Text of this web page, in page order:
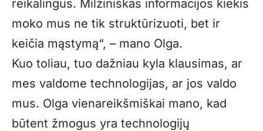
reikalingus. Milžiniškas informacijos kiekis
moko mus ne tik struktūrizuoti, bet ir
keičia mąstymą“, – mano Olga.
Kuo toliau, tuo dažniau kyla klausimas, ar
mes valdome technologijas, ar jos valdo
mus. Olga vienareikšmiškai mano, kad
būtent žmogus yra technologijų